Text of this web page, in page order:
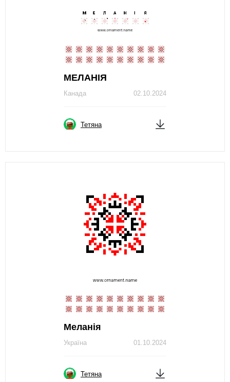
МЕЛAНІЯ
02.10.2024
Канада
Тетяна
Меланія
01.10.2024
Україна
Тетяна